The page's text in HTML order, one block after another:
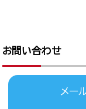
お問い合わせ
メー